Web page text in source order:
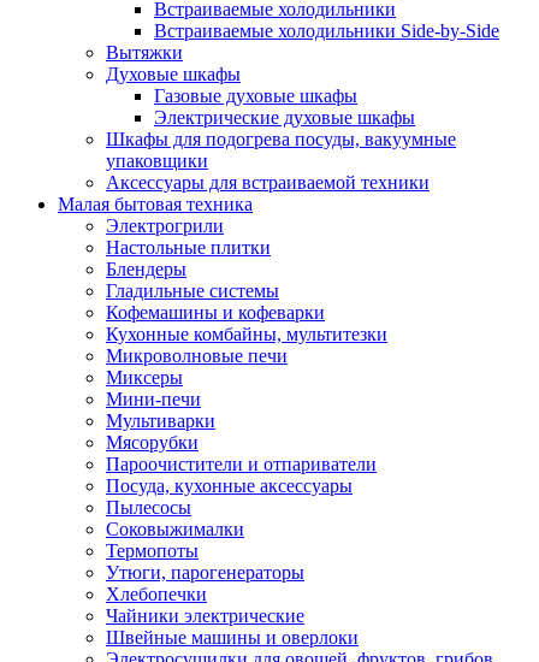
Встраиваемые холодильники
Встраиваемые холодильники Side-by-Side
Вытяжки
Духовые шкафы
Газовые духовые шкафы
Электрические духовые шкафы
Шкафы для подогрева посуды, вакуумные
упаковщики
Аксессуары для встраиваемой техники
Малая бытовая техника
Электрогрили
Настольные плитки
Блендеры
Гладильные системы
Кофемашины и кофеварки
Кухонные комбайны, мультитезки
Микроволновые печи
Миксеры
Мини-печи
Мультиварки
Мясорубки
Пароочистители и отпариватели
Посуда, кухонные аксессуары
Пылесосы
Соковыжималки
Термопоты
Утюги, парогенераторы
Хлебопечки
Чайники электрические
Швейные машины и оверлоки